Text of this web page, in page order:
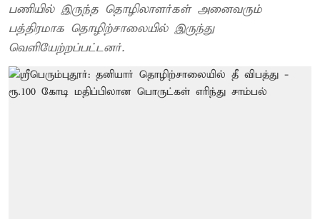
பணியில் இருந்த தொழிலாளர்கள் அனைவரும்
பத்திரமாக தொழிற்சாலையில் இருந்து
வெளியேற்றப்பட்டனர்.